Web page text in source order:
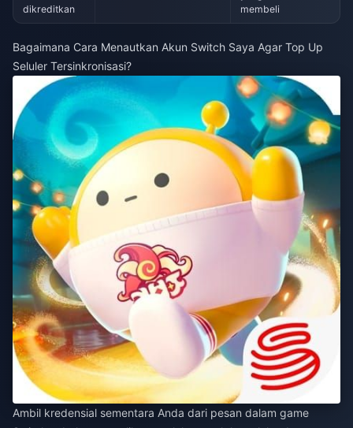
dikreditkan
membeli
Bagaimana Cara Menautkan Akun Switch Saya Agar Top Up
Seluler Tersinkronisasi?
Ambil kredensial sementara Anda dari pesan dalam game